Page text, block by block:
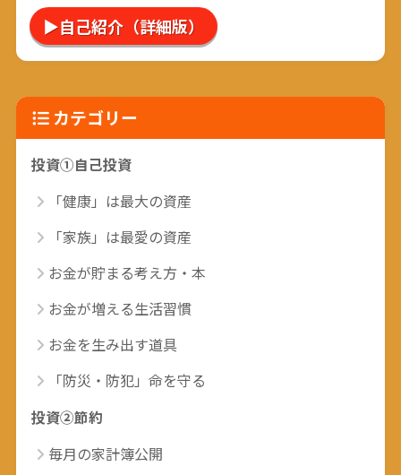
▶自己紹介（詳細版）
カテゴリー
投資①自己投資
「健康」は最大の資産
「家族」は最愛の資産
お金が貯まる考え方・本
お金が増える生活習慣
お金を生み出す道具
「防災・防犯」命を守る
投資②節約
毎月の家計簿公開